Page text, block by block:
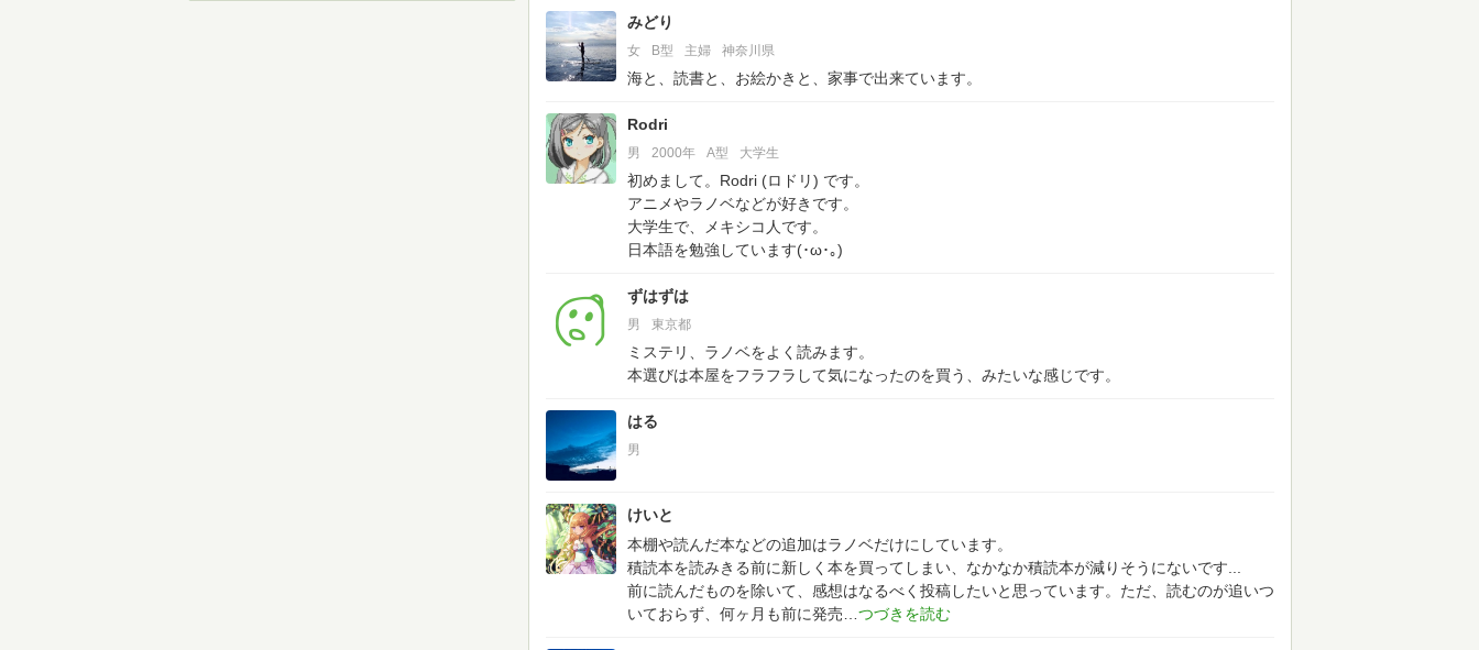
みどり
女 B型 主婦 神奈川県
海と、読書と、お絵かきと、家事で出来ています。
Rodri
男 2000年 A型 大学生
初めまして。Rodri (ロドリ) です。
アニメやラノベなどが好きです。
大学生で、メキシコ人です。
日本語を勉強しています(･ω･｡)
ずはずは
男 東京都
ミステリ、ラノベをよく読みます。
本選びは本屋をフラフラして気になったのを買う、みたいな感じです。
はる
男
けいと
本棚や読んだ本などの追加はラノベだけにしています。
積読本を読みきる前に新しく本を買ってしまい、なかなか積読本が減りそうにないです...
前に読んだものを除いて、感想はなるべく投稿したいと思っています。ただ、読むのが追いつ
いておらず、何ヶ月も前に発売